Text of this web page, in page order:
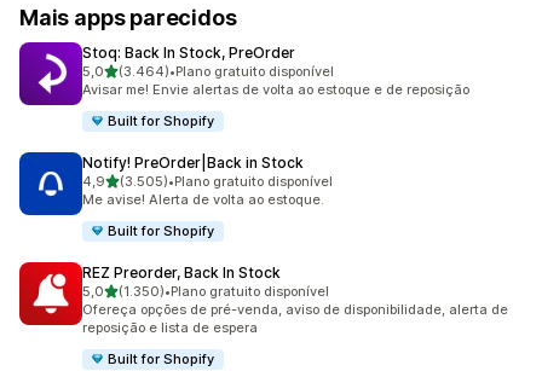
Mais apps parecidos
Stoq: Back In Stock, PreOrder
5,0de 5 estrelas
(3.464)
3464 avaliações ao todo
•Plano gratuito disponível
Avisar me! Envie alertas de volta ao estoque e de reposição
Built for Shopify
Notify! PreOrder|Back in Stock
4,9de 5 estrelas
(3.505)
3505 avaliações ao todo
•Plano gratuito disponível
Me avise! Alerta de volta ao estoque.
Built for Shopify
REZ Preorder, Back In Stock
5,0de 5 estrelas
(1.350)
1350 avaliações ao todo
•Plano gratuito disponível
Ofereça opções de pré-venda, aviso de disponibilidade, alerta de
reposição e lista de espera
Built for Shopify